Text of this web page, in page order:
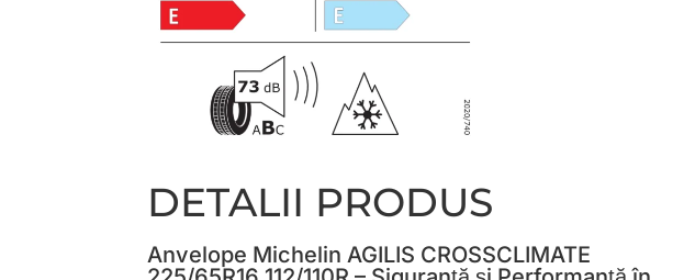
DETALII PRODUS
Anvelope Michelin AGILIS CROSSCLIMATE